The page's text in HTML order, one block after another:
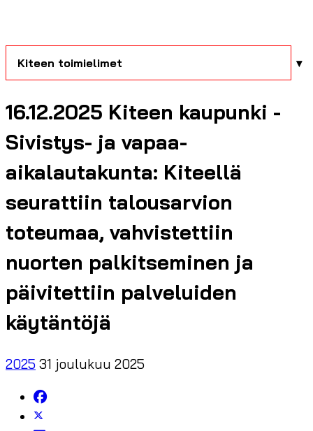
Kiteen toimielimet
16.12.2025 Kiteen kaupunki -
Sivistys- ja vapaa-
aikalautakunta: Kiteellä
seurattiin talousarvion
toteumaa, vahvistettiin
nuorten palkitseminen ja
päivitettiin palveluiden
käytäntöjä
2025 31 joulukuu 2025